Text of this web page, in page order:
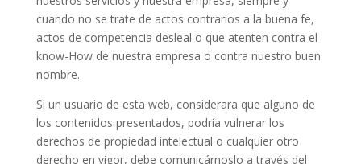
cuando no se trate de actos contrarios a la buena fe,
actos de competencia desleal o que atenten contra el
know-How de nuestra empresa o contra nuestro buen
nombre.
Si un usuario de esta web, considerara que alguno de
los contenidos presentados, podría vulnerar los
derechos de propiedad intelectual o cualquier otro
derecho en vigor, debe comunicárnoslo a través del